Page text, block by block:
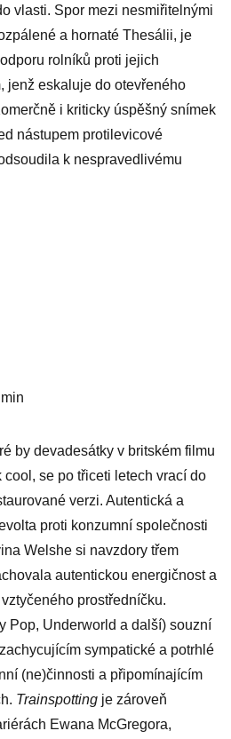
vlasti. Spor mezi nesmiřitelnými
a hornaté Thesálii, je
rolníků proti jejich
jenž eskaluje do otevřeného
i kriticky úspěšný snímek
nástupem protilevicové
k nespravedlivému
by devadesátky v britském filmu
se po třiceti letech vrací do
verzi. Autentická a
proti konzumní společnosti
Welshe si navzdory třem
autentickou energičnost a
prostředníčku.
Pop, Underworld a další) souzní
sympatické a potrhlé
(ne)činnosti a připomínajícím
Trainspotting je zároveň
Ewana McGregora,